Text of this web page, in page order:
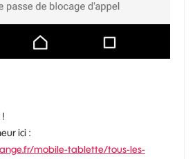
ici :
mobile-tablette/tous-les-